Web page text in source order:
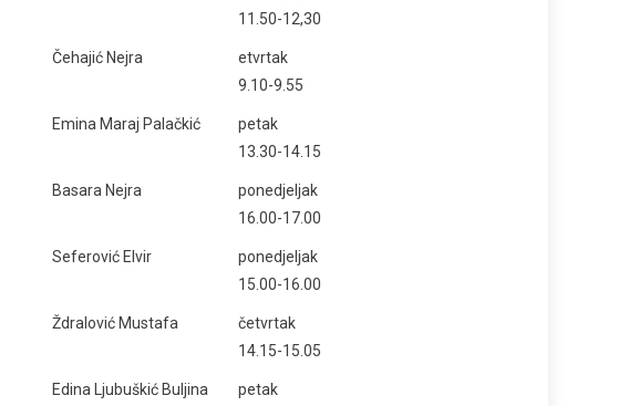
11.50-12,30
Čehajić Nejra
etvrtak
9.10-9.55
Emina Maraj Palačkić
petak
13.30-14.15
Basara Nejra
ponedjeljak
16.00-17.00
Seferović Elvir
ponedjeljak
15.00-16.00
Ždralović Mustafa
četvrtak
14.15-15.05
Edina Ljubuškić Buljina
petak